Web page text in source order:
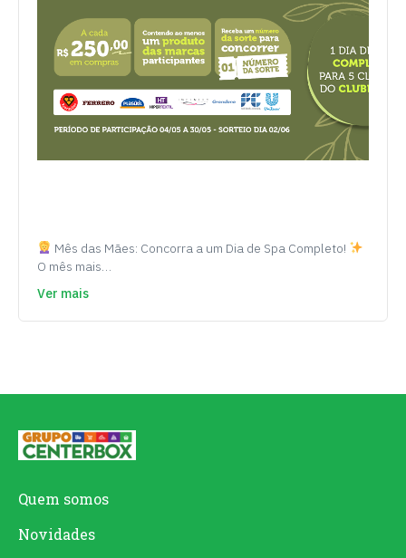
Mês das Mães: Concorra a um Dia de Spa Completo!
O mês mais…
Ver mais
Quem somos
Novidades